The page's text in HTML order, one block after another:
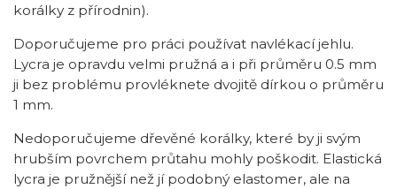
korálky z přírodnin).
Doporučujeme pro práci používat navlékací jehlu.
Lycra je opravdu velmi pružná a i při průměru 0.5 mm
ji bez problému provléknete dvojitě dírkou o průměru
1 mm.
Nedoporučujeme dřevěné korálky, které by ji svým
hrubším povrchem průtahu mohly poškodit. Elastická
lycra je pružnější než jí podobný elastomer, ale na